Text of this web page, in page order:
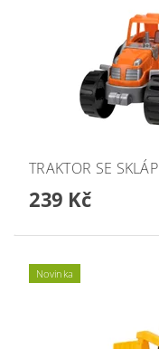
TRAKTOR SE
239 Kč
Novinka